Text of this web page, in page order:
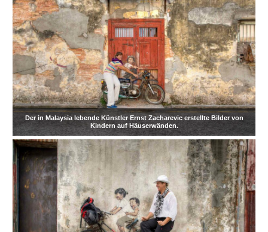
Der in Malaysia lebende Künstler Ernst Zacharevic erstellte Bilder von
Kindern auf Häuserwänden.